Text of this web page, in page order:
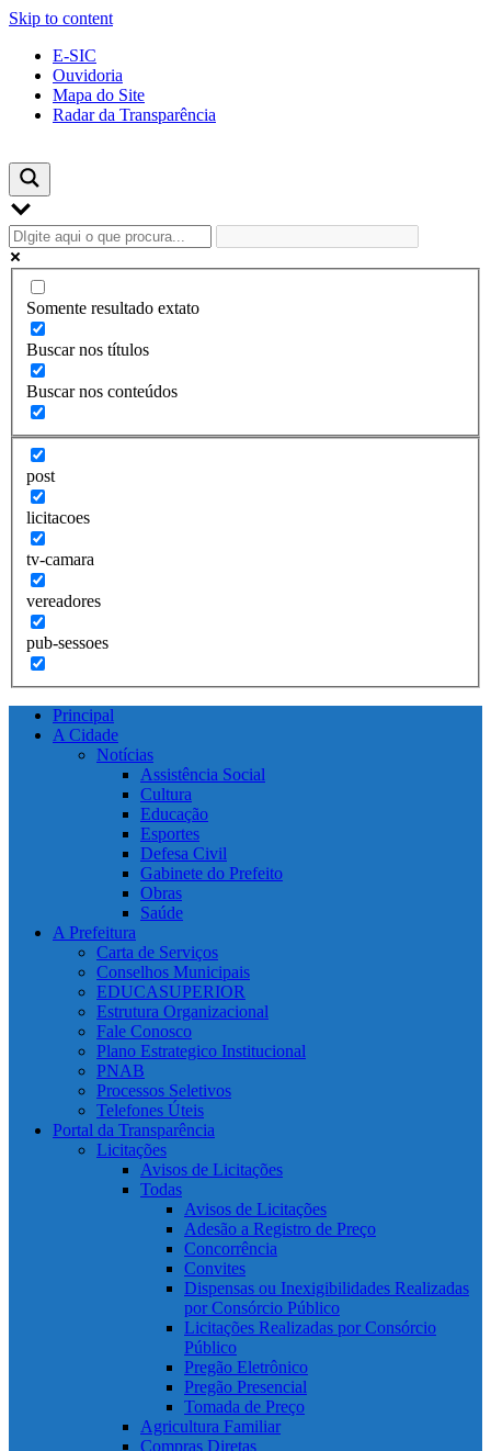
Skip to content
E-SIC
Ouvidoria
Mapa do Site
Radar da Transparência
Somente resultado extato
Buscar nos títulos
Buscar nos conteúdos
post
licitacoes
tv-camara
vereadores
pub-sessoes
Principal
A Cidade
Notícias
Assistência Social
Cultura
Educação
Esportes
Defesa Civil
Gabinete do Prefeito
Obras
Saúde
A Prefeitura
Carta de Serviços
Conselhos Municipais
EDUCASUPERIOR
Estrutura Organizacional
Fale Conosco
Plano Estrategico Institucional
PNAB
Processos Seletivos
Telefones Úteis
Portal da Transparência
Licitações
Avisos de Licitações
Todas
Avisos de Licitações
Adesão a Registro de Preço
Concorrência
Convites
Dispensas ou Inexigibilidades Realizadas
por Consórcio Público
Licitações Realizadas por Consórcio
Público
Pregão Eletrônico
Pregão Presencial
Tomada de Preço
Agricultura Familiar
Compras Diretas